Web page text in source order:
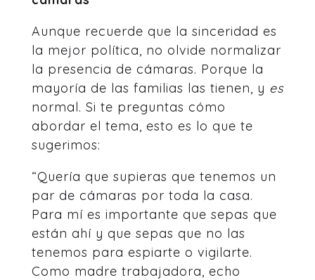
Aunque recuerde que la sinceridad es
la mejor política, no olvide normalizar
la presencia de cámaras. Porque la
mayoría de las familias las tienen, y es
normal. Si te preguntas cómo
abordar el tema, esto es lo que te
sugerimos:
“Quería que supieras que tenemos un
par de cámaras por toda la casa.
Para mí es importante que sepas que
están ahí y que sepas que no las
tenemos para espiarte o vigilarte.
Como madre trabajadora, echo